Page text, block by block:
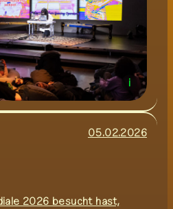
i
05.02.2026
2026 besucht hast,